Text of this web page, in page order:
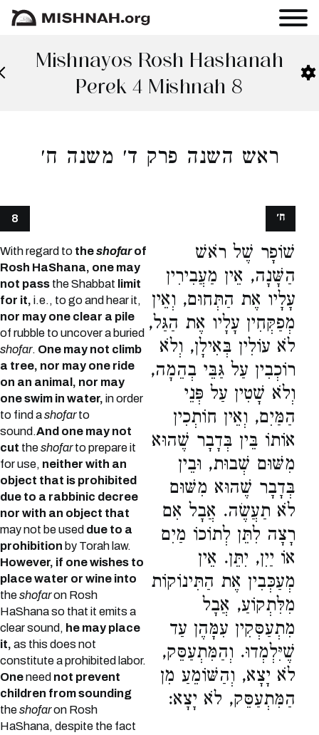
Mishnayos Rosh Hashanah
Perek 4 Mishnah 8
ראש השנה פרק ד׳ משנה ח׳
8
With regard to theshofarof
Rosh HaShana, one may
not pass the Shabbat limit
for it, i.e., to go and hear it,
nor may one clear a pile
of rubble to uncover a buried
shofar. One may not climb
a tree, nor may one ride
on an animal, nor may
one swim in water, in order
to find ashofarto
sound.And one may not
cut theshofarto prepare it
for use, neither with an
object that is prohibited
due to a rabbinic decree
nor with an object that
may not be used due to a
prohibition by Torah law.
However, if one wishes to
place water or wine into
theshofaron Rosh
HaShana so that it emits a
clear sound, he may place
it, as this does not
constitute a prohibited labor.
Oneneed not prevent
children from sounding
theshofaron Rosh
HaShana, despite the fact
שׁוֹפָר שֶׁל רֹאשׁ
הַשָּׁנָה, אֵין מַעֲבִירִין
עָלָיו אֶת הַתְּחוּם, וְאֵין
מְפַקְּחִין עָלָיו אֶת הַגַּל,
לֹא עוֹלִין בְּאִילָן, וְלֹא
רוֹכְבִין עַל גַּבֵּי בְהֵמָה,
וְלֹא שָׁטִין עַל פְּנֵי
הַמַּיִם, וְאֵין חוֹתְכִין
אוֹתוֹ בֵּין בְּדָבָר שֶׁהוּא
מִשּׁוּם שְׁבוּת, וּבֵין
בְּדָבָר שֶׁהוּא מִשּׁוּם
לֹא תַעֲשֶׂה. אֲבָל אִם
רָצָה לִתֵּן לְתוֹכוֹ מַיִם
אוֹ יַיִן, יִתֵּן. אֵין
מְעַכְּבִין אֶת הַתִּינוֹקוֹת
מִלִּתְקוֹעַ, אֲבָל
מִתְעַסְּקִין עִמָּהֶן עַד
שֶׁיִּלְמְדוּ. וְהַמִּתְעַסֵּק,
לֹא יָצָא, וְהַשּׁוֹמֵעַ מִן
הַמִּתְעַסֵּק, לֹא יָצָא:
ח׳